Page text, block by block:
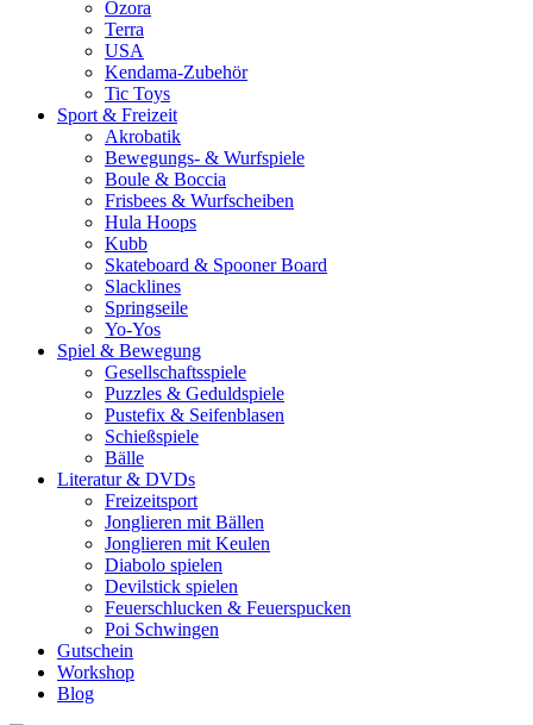
Ozora
Terra
USA
Kendama-Zubehör
Tic Toys
Sport & Freizeit
Akrobatik
Bewegungs- & Wurfspiele
Boule & Boccia
Frisbees & Wurfscheiben
Hula Hoops
Kubb
Skateboard & Spooner Board
Slacklines
Springseile
Yo-Yos
Spiel & Bewegung
Gesellschaftsspiele
Puzzles & Geduldspiele
Pustefix & Seifenblasen
Schießspiele
Bälle
Literatur & DVDs
Freizeitsport
Jonglieren mit Bällen
Jonglieren mit Keulen
Diabolo spielen
Devilstick spielen
Feuerschlucken & Feuerspucken
Poi Schwingen
Gutschein
Workshop
Blog